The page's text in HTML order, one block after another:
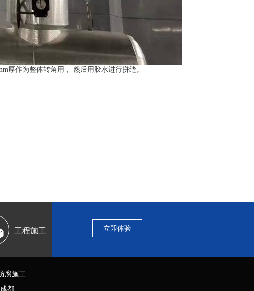
厚作为整体转角用， 然后用胶水进行拼缝。
工程施工 立即体验
腐施工
都